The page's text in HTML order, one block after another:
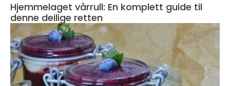
Hjemmelaget vårrull: En komplett guide til
denne deilige retten